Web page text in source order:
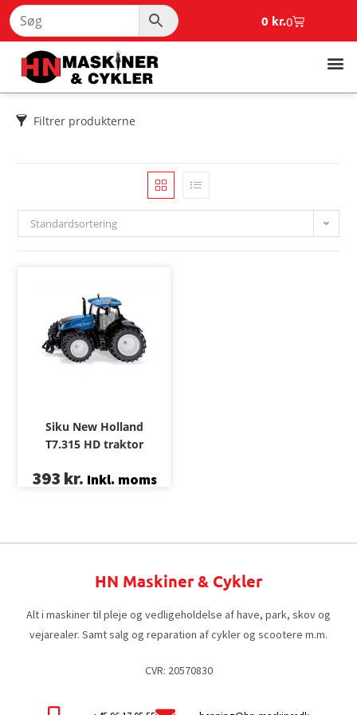
0 kr.0
Filtrer produkterne
Standardsortering
Siku New Holland
T7.315 HD traktor
393 kr. Inkl. moms
HN Maskiner & Cykler
Alt i maskiner til pleje og vedligeholdelse af have, park, skov og
vejarealer. Samt salg og reparation af cykler og scootere m.m.
CVR: 20570830